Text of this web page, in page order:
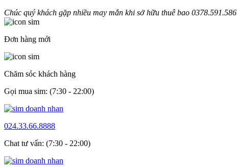
Chúc quý khách gặp nhiều may mắn khi sở hữu thuê bao 0378.591.586
Đơn hàng mới
Chăm sóc khách hàng
Gọi mua sim: (7:30 - 22:00)
024.33.66.8888
Chat tư vấn: (7:30 - 22:00)